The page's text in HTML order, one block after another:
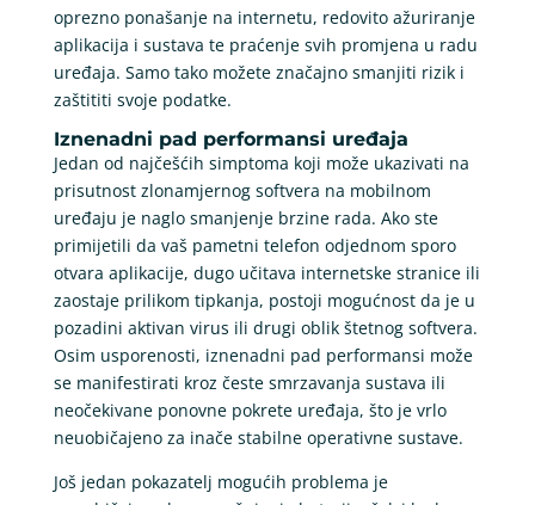
oprezno ponašanje na internetu, redovito ažuriranje
aplikacija i sustava te praćenje svih promjena u radu
uređaja. Samo tako možete značajno smanjiti rizik i
zaštititi svoje podatke.
Iznenadni pad performansi uređaja
Jedan od najčešćih simptoma koji može ukazivati na
prisutnost zlonamjernog softvera na mobilnom
uređaju je naglo smanjenje brzine rada. Ako ste
primijetili da vaš pametni telefon odjednom sporo
otvara aplikacije, dugo učitava internetske stranice ili
zaostaje prilikom tipkanja, postoji mogućnost da je u
pozadini aktivan virus ili drugi oblik štetnog softvera.
Osim usporenosti, iznenadni pad performansi može
se manifestirati kroz česte smrzavanja sustava ili
neočekivane ponovne pokrete uređaja, što je vrlo
neuobičajeno za inače stabilne operativne sustave.
Još jedan pokazatelj mogućih problema je